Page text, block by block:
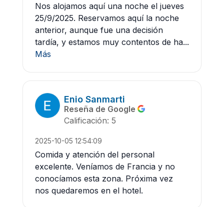
Nos alojamos aquí una noche el jueves
25/9/2025. Reservamos aquí la noche
anterior, aunque fue una decisión
tardía, y estamos muy contentos de ha...
Más
Enio Sanmarti
Reseña de Google
Calificación: 5
2025-10-05 12:54:09
Comida y atención del personal
excelente. Veníamos de Francia y no
conocíamos esta zona. Próxima vez
nos quedaremos en el hotel.